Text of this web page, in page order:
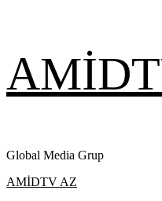
content
Global Media Grup
Primary
AMİDTV AZ